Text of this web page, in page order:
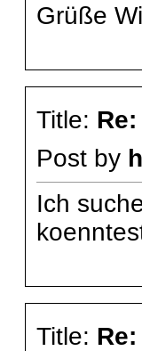
Grüße
Title:
Post by
Ich
Title: